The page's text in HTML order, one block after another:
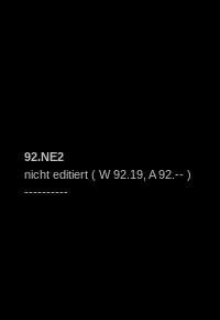
92.NE2
nicht editiert ( W 92.19, A 92.-- )
----------